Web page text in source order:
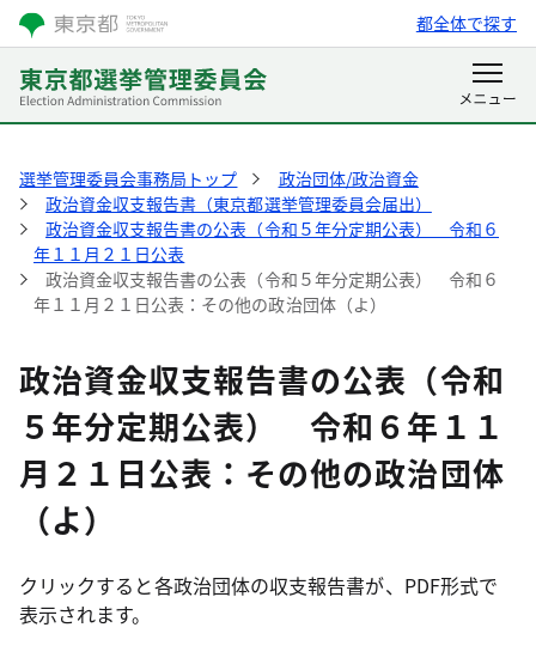
都全体で探す
選挙管理委員会事務局トップ
政治団体/政治資金
政治資金収支報告書（東京都選挙管理委員会届出）
政治資金収支報告書の公表（令和５年分定期公表） 令和６
年１１月２１日公表
政治資金収支報告書の公表（令和５年分定期公表） 令和６
年１１月２１日公表：その他の政治団体（よ）
政治資金収支報告書の公表（令和
５年分定期公表） 令和６年１１
月２１日公表：その他の政治団体
（よ）
クリックすると各政治団体の収支報告書が、PDF形式で
表示されます。